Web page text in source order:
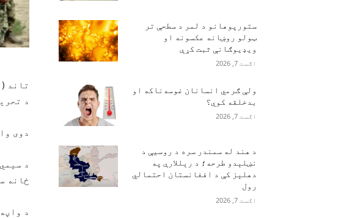
د
دوی
د
ځانه
د
ستورپوهانو د لمر د سطحې تر
ټولو روښانه عکسونه او
ویډیوګانې ثبت کړې
اګست 7, 2026
ولې ګرمي انسانان غوسه‌ناکه او
بدخلقه کوي؟
اګست 7, 2026
د هند له سمندر سره د روسیې د
نښلېدو طرحه؛ د رېللارې په
دهلېز کې د افغانستان احتمالي
رول
اګست 7, 2026